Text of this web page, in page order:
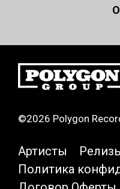
©2026 Polygon
Артисты
Политика